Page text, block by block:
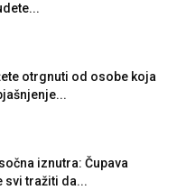
otrgnuti od osobe koja
iznutra: Čupava
svi tražiti da...